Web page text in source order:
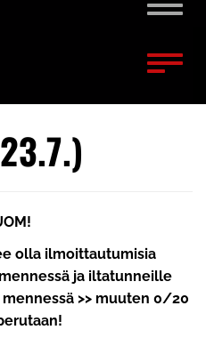
olla ilmoittautumisia
ja iltatunneille
>> muuten 0/20